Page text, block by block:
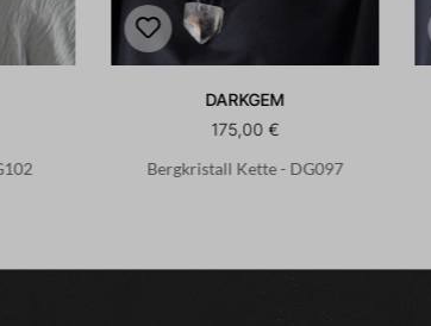
DARKGEM
175,00 €
Bergkristall Kette - DG097